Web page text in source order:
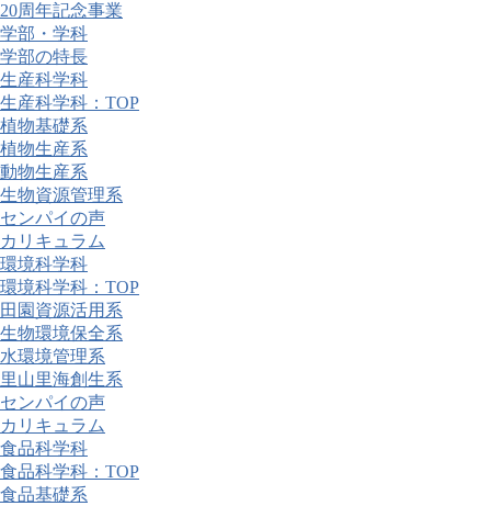
20周年記念事業
学部・学科
学部の特長
生産科学科
生産科学科：TOP
植物基礎系
植物生産系
動物生産系
生物資源管理系
センパイの声
カリキュラム
環境科学科
環境科学科：TOP
田園資源活用系
生物環境保全系
水環境管理系
里山里海創生系
センパイの声
カリキュラム
食品科学科
食品科学科：TOP
食品基礎系